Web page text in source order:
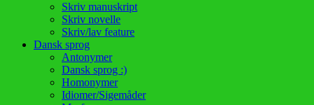
Skriv manuskript
Skriv novelle
Skriv/lav feature
Dansk sprog
Antonymer
Dansk sprog :)
Homonymer
Idiomer/Sigemåder